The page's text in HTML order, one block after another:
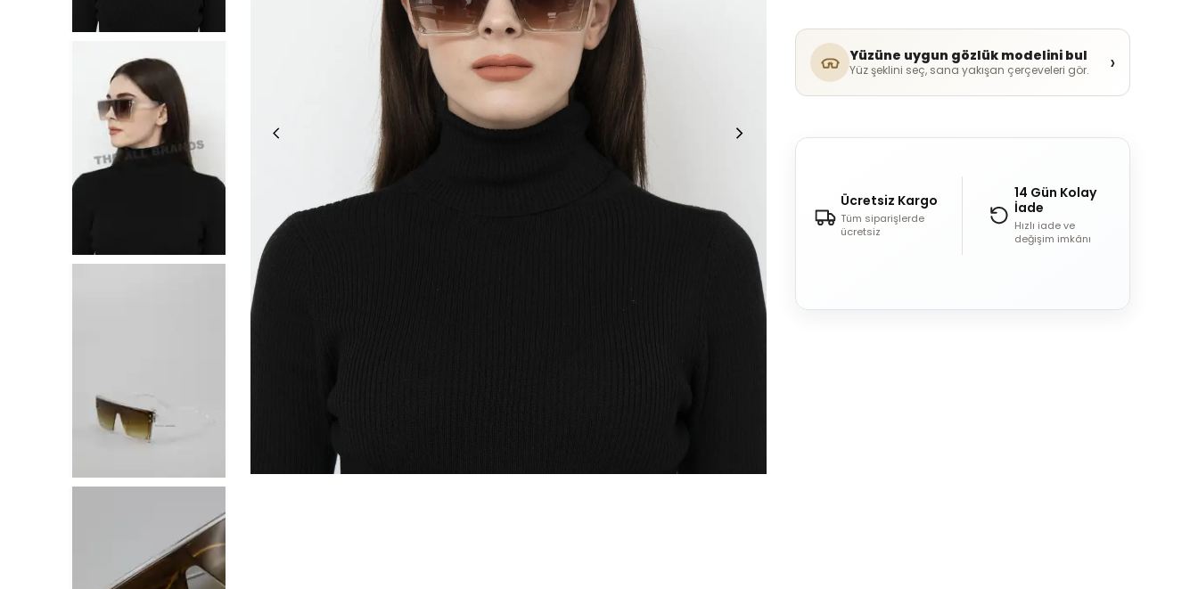
Yüzüne uygun gözlük modelini bul
Yüz şeklini seç, sana yakışan çerçeveleri gör. ›
Ücretsiz Kargo
Tüm siparişlerde
ücretsiz
14 Gün Kolay
İade
Hızlı iade ve
değişim imkânı